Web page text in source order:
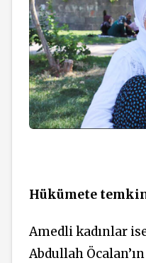
Hükümete
Amedli kadınlar
Abdullah Öcalan’ın